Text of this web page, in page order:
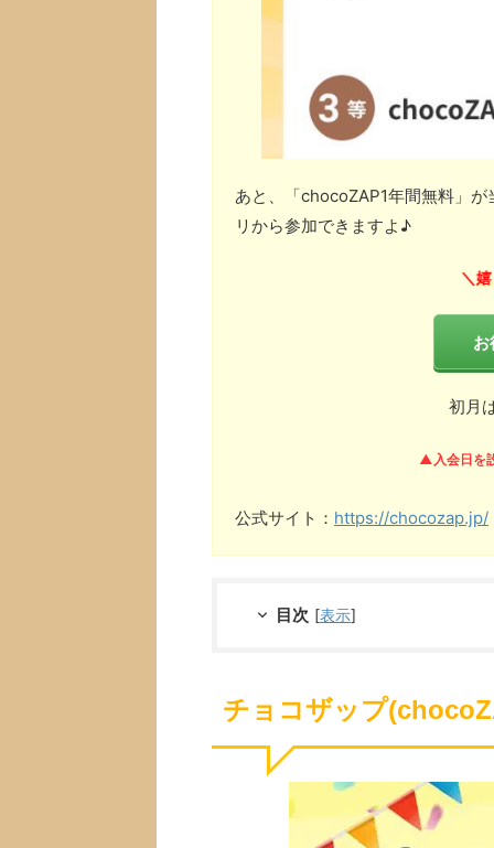
あと、「chocoZAP1年間無料」
リから参加できますよ♪
＼嬉
初月
▲入会日を
公式サイト： https://chocozap.jp/
目次 [表示]
チョコザップ